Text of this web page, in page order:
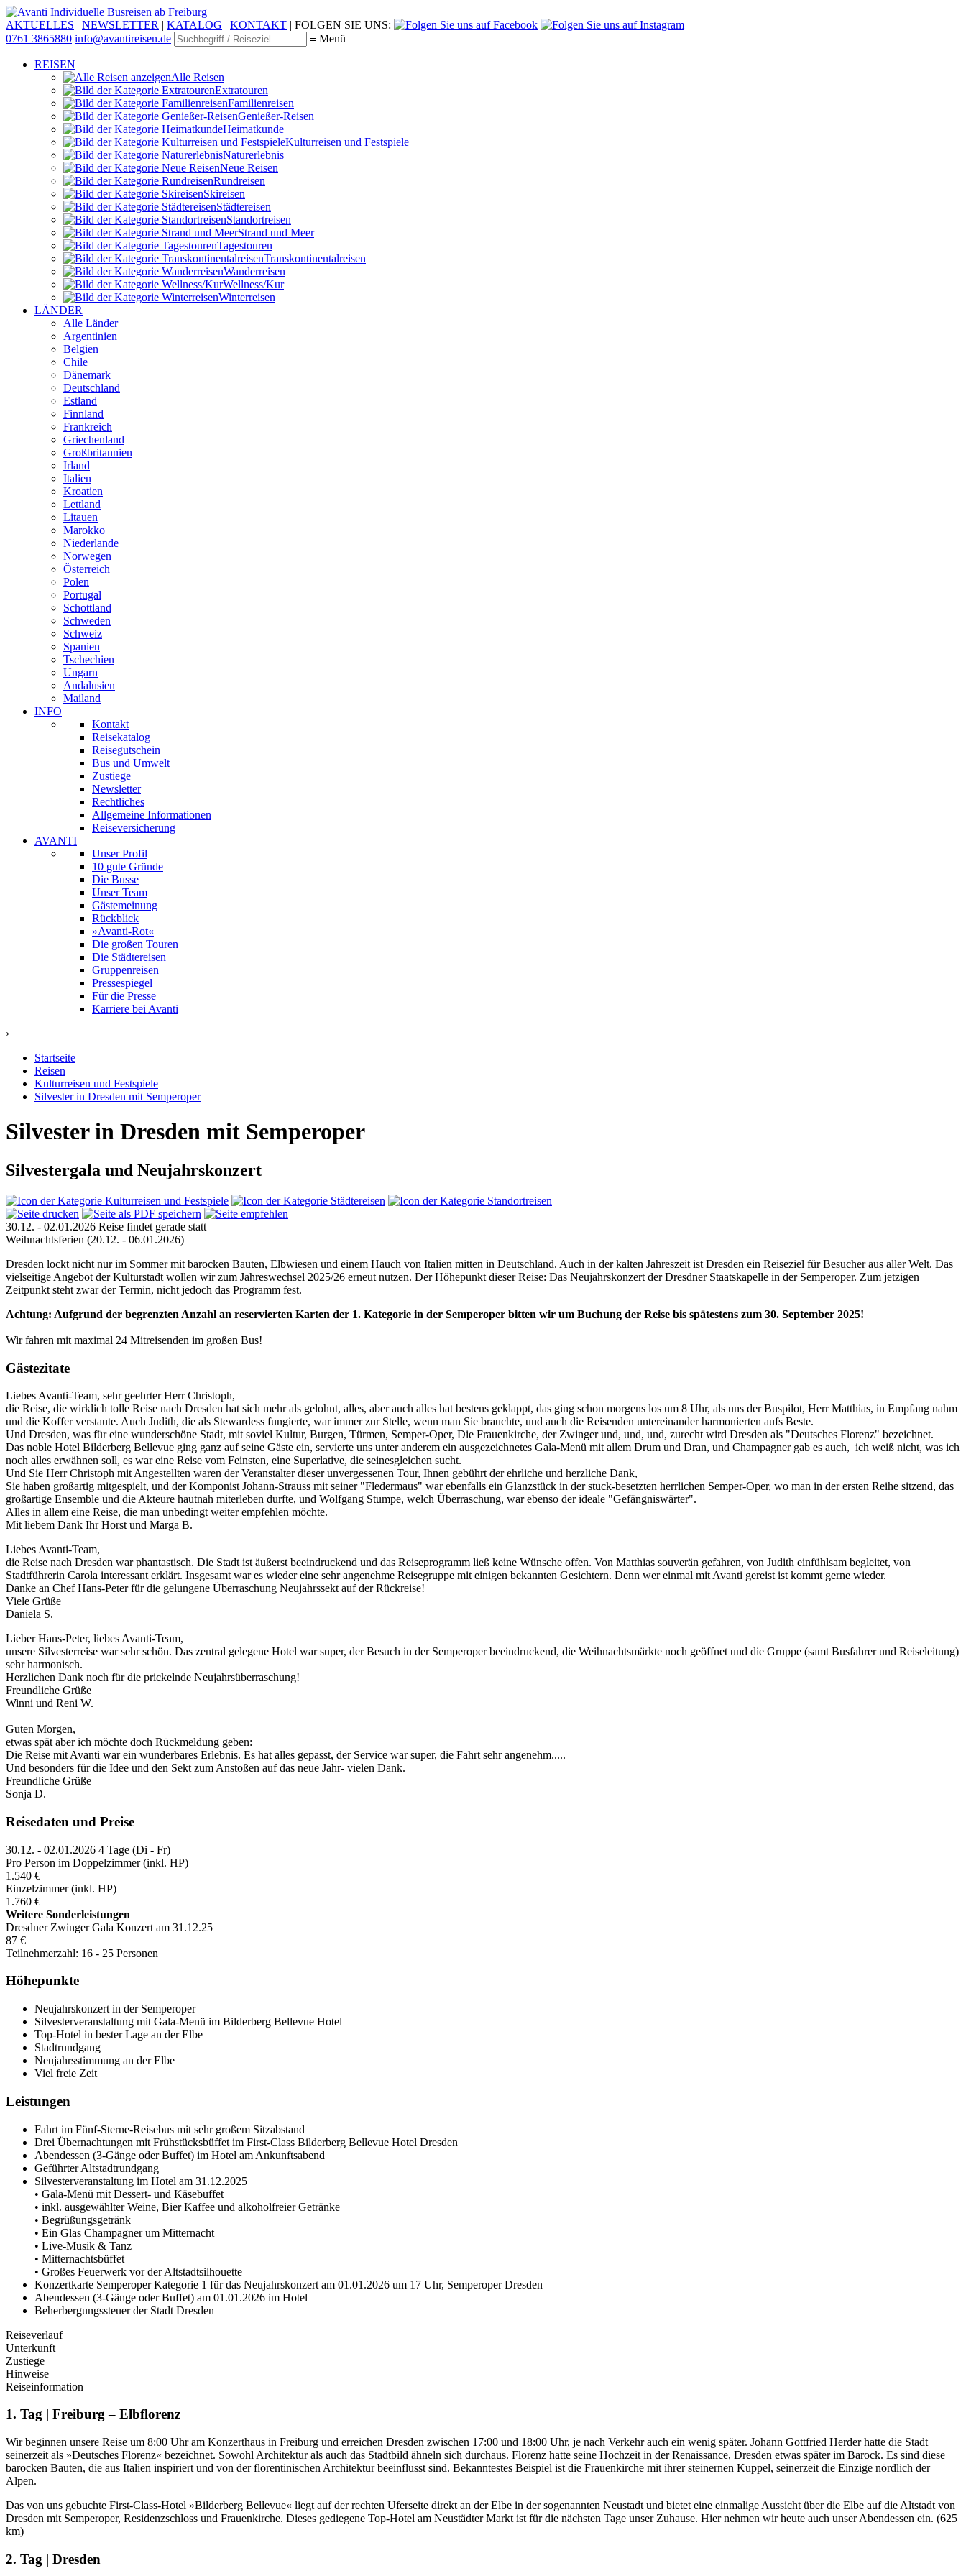
Individuelle Busreisen ab Freiburg
AKTUELLES | NEWSLETTER | KATALOG | KONTAKT | FOLGEN SIE UNS:
0761 3865880 info@avantireisen.de ≡ Menü
REISEN
Alle Reisen
Extratouren
Familien­reisen
Genießer-Reisen
Heimatkunde
Kultur­reisen und Festspiele
Naturerlebnis
Neue Reisen
Rund­reisen
Ski­reisen
Städte­reisen
Standort­reisen
Strand und Meer
Tagestouren
Transkontinental­reisen
Wander­reisen
Wellness/Kur
Winter­reisen
LÄNDER
Alle Länder
Argentinien
Belgien
Chile
Dänemark
Deutschland
Estland
Finnland
Frankreich
Griechenland
Großbritannien
Irland
Italien
Kroatien
Lettland
Litauen
Marokko
Niederlande
Norwegen
Österreich
Polen
Portugal
Schottland
Schweden
Schweiz
Spanien
Tschechien
Ungarn
Andalusien
Mailand
INFO
Kontakt
Reisekatalog
Reisegutschein
Bus und Umwelt
Zustiege
Newsletter
Rechtliches
Allgemeine Informationen
Reiseversicherung
AVANTI
Unser Profil
10 gute Gründe
Die Busse
Unser Team
Gästemeinung
Rückblick
»Avanti-Rot«
Die großen Touren
Die Städtereisen
Gruppenreisen
Pressespiegel
Für die Presse
Karriere bei Avanti
›
Startseite
Reisen
Kulturreisen und Festspiele
Silvester in Dresden mit Semperoper
Silvester in Dresden mit Semperoper
Silvestergala und Neujahrskonzert
30.12. - 02.01.2026 Reise findet gerade statt
Weihnachtsferien (20.12. - 06.01.2026)
Dresden lockt nicht nur im Sommer mit barocken Bauten, Elbwiesen und einem Hauch von Italien mitten in Deutschland. Auch in der kalten Jahreszeit ist Dresden ein Reiseziel für Besucher aus aller Welt. Das
vielseitige Angebot der Kulturstadt wollen wir zum Jahreswechsel 2025/26 erneut nutzen. Der Höhepunkt dieser Reise: Das Neujahrskonzert der Dresdner Staatskapelle in der Semperoper. Zum jetzigen
Zeitpunkt steht zwar der Termin, nicht jedoch das Programm fest.
Achtung: Aufgrund der begrenzten Anzahl an reservierten Karten der 1. Kategorie in der Semperoper bitten wir um Buchung der Reise bis spätestens zum 30. September 2025!
Wir fahren mit maximal 24 Mitreisenden im großen Bus!
Gästezitate
Liebes Avanti-Team, sehr geehrter Herr Christoph,
die Reise, die wirklich tolle Reise nach Dresden hat sich mehr als gelohnt, alles, aber auch alles hat bestens geklappt, das ging schon morgens los um 8 Uhr, als uns der Buspilot, Herr Matthias, in Empfang nahm
und die Koffer verstaute. Auch Judith, die als Stewardess fungierte, war immer zur Stelle, wenn man Sie brauchte, und auch die Reisenden untereinander harmonierten aufs Beste.
Und Dresden, was für eine wunderschöne Stadt, mit soviel Kultur, Burgen, Türmen, Semper-Oper, Die Frauenkirche, der Zwinger und, und, und, zurecht wird Dresden als "Deutsches Florenz" bezeichnet.
Das noble Hotel Bilderberg Bellevue ging ganz auf seine Gäste ein, servierte uns unter anderem ein ausgezeichnetes Gala-Menü mit allem Drum und Dran, und Champagner gab es auch, ich weiß nicht, was ich
noch alles erwähnen soll, es war eine Reise vom Feinsten, eine Superlative, die seinesgleichen sucht.
Und Sie Herr Christoph mit Angestellten waren der Veranstalter dieser unvergessenen Tour, Ihnen gebührt der ehrliche und herzliche Dank,
Sie haben großartig mitgespielt, und der Komponist Johann-Strauss mit seiner "Fledermaus" war ebenfalls ein Glanzstück in der stuck-besetzten herrlichen Semper-Oper, wo man in der ersten Reihe sitzend, das
großartige Ensemble und die Akteure hautnah miterleben durfte, und Wolfgang Stumpe, welch Überraschung, war ebenso der ideale "Gefängniswärter".
Alles in allem eine Reise, die man unbedingt weiter empfehlen möchte.
Mit liebem Dank Ihr Horst und Marga B.
Liebes Avanti-Team,
die Reise nach Dresden war phantastisch. Die Stadt ist äußerst beeindruckend und das Reiseprogramm ließ keine Wünsche offen. Von Matthias souverän gefahren, von Judith einfühlsam begleitet, von
Stadtführerin Carola interessant erklärt. Insgesamt war es wieder eine sehr angenehme Reisegruppe mit einigen bekannten Gesichtern. Denn wer einmal mit Avanti gereist ist kommt gerne wieder.
Danke an Chef Hans-Peter für die gelungene Überraschung Neujahrssekt auf der Rückreise!
Viele Grüße
Daniela S.
Lieber Hans-Peter, liebes Avanti-Team,
unsere Silvesterreise war sehr schön. Das zentral gelegene Hotel war super, der Besuch in der Semperoper beeindruckend, die Weihnachtsmärkte noch geöffnet und die Gruppe (samt Busfahrer und Reiseleitung)
sehr harmonisch.
Herzlichen Dank noch für die prickelnde Neujahrsüberraschung!
Freundliche Grüße
Winni und Reni W.
Guten Morgen,
etwas spät aber ich möchte doch Rückmeldung geben:
Die Reise mit Avanti war ein wunderbares Erlebnis. Es hat alles gepasst, der Service war super, die Fahrt sehr angenehm.....
Und besonders für die Idee und den Sekt zum Anstoßen auf das neue Jahr- vielen Dank.
Freundliche Grüße
Sonja D.
Reisedaten und Preise
30.12. - 02.01.2026 4 Tage (Di - Fr)
Pro Person im Doppelzimmer (inkl. HP)
1.540 €
Einzelzimmer (inkl. HP)
1.760 €
Weitere Sonderleistungen
Dresdner Zwinger Gala Konzert am 31.12.25
87 €
Teilnehmerzahl: 16 - 25 Personen
Höhepunkte
Neujahrskonzert in der Semperoper
Silvesterveranstaltung mit Gala-Menü im Bilderberg Bellevue Hotel
Top-Hotel in bester Lage an der Elbe
Stadtrundgang
Neujahrsstimmung an der Elbe
Viel freie Zeit
Leistungen
Fahrt im Fünf-Sterne-Reisebus mit sehr großem Sitzabstand
Drei Übernachtungen mit Frühstücksbüffet im First-Class Bilderberg Bellevue Hotel Dresden
Abendessen (3-Gänge oder Buffet) im Hotel am Ankunftsabend
Geführter Altstadtrundgang
Silvesterveranstaltung im Hotel am 31.12.2025
• Gala-Menü mit Dessert- und Käsebuffet
• inkl. ausgewählter Weine, Bier Kaffee und alkoholfreier Getränke
• Begrüßungsgetränk
• Ein Glas Champagner um Mitternacht
• Live-Musik & Tanz
• Mitternachtsbüffet
• Großes Feuerwerk vor der Altstadtsilhouette
Konzertkarte Semperoper Kategorie 1 für das Neujahrskonzert am 01.01.2026 um 17 Uhr, Semperoper Dresden
Abendessen (3-Gänge oder Buffet) am 01.01.2026 im Hotel
Beherbergungssteuer der Stadt Dresden
Reiseverlauf
Unterkunft
Zustiege
Hinweise
Reiseinformation
1. Tag | Freiburg – Elbflorenz
Wir beginnen unsere Reise um 8:00 Uhr am Konzerthaus in Freiburg und erreichen Dresden zwischen 17:00 und 18:00 Uhr, je nach Verkehr auch ein wenig später. Johann Gottfried Herder hatte die Stadt
seinerzeit als »Deutsches Florenz« bezeichnet. Sowohl Architektur als auch das Stadtbild ähneln sich durchaus. Florenz hatte seine Hochzeit in der Renaissance, Dresden etwas später im Barock. Es sind diese
barocken Bauten, die aus Italien inspiriert und von der florentinischen Architektur beeinflusst sind. Bekanntestes Beispiel ist die Frauenkirche mit ihrer steinernen Kuppel, seinerzeit die Einzige nördlich der
Alpen.
Das von uns gebuchte First-Class-Hotel »Bilderberg Bellevue« liegt auf der rechten Uferseite direkt an der Elbe in der sogenannten Neustadt und bietet eine einmalige Aussicht über die Elbe auf die Altstadt von
Dresden mit Semperoper, Residenzschloss und Frauenkirche. Dieses gediegene Top-Hotel am Neustädter Markt ist für die nächsten Tage unser Zuhause. Hier nehmen wir heute auch unser Abendessen ein. (625
km)
2. Tag | Dresden